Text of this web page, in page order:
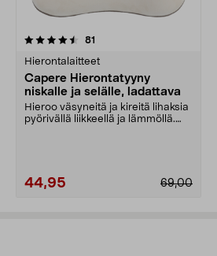
81
Hierontalaitteet
Capere Hierontatyyny
niskalle ja selälle, ladattava
Hieroo väsyneitä ja kireitä lihaksia
pyörivällä liikkeellä ja lämmöllä.
44,95 69,00
3.5 viidestä